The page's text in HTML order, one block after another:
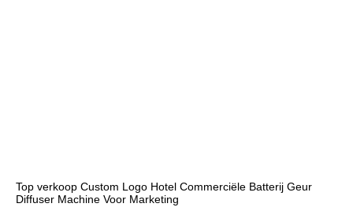
Top verkoop Custom Logo Hotel Commerciële Batterij Geur
Diffuser Machine Voor Marketing